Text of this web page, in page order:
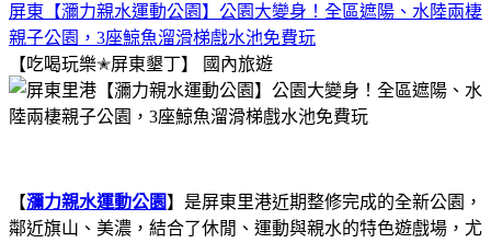
屏東【瀰力親水運動公園】公園大變身！全區遮陽、水陸兩棲
親子公園，3座鯨魚溜滑梯戲水池免費玩
【吃喝玩樂✭屏東墾丁】
國內旅遊
【瀰力親水運動公園】是屏東里港近期整修完成的全新公園，
鄰近旗山、美濃，結合了休閒、運動與親水的特色遊戲場，尤